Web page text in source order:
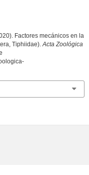
Factores mecánicos en la
Tiphiidae).Acta Zoológica